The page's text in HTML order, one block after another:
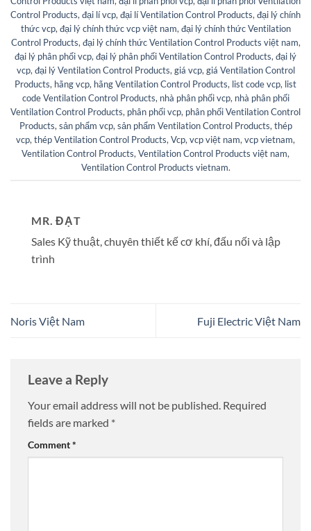
Control Products, đại lí vcp, đại lí Ventilation Control Products, đại lý chính
thức vcp, đại lý chính thức vcp việt nam, đại lý chính thức Ventilation
Control Products, đại lý chính thức Ventilation Control Products việt nam,
đại lý phân phối vcp, đại lý phân phối Ventilation Control Products, đại lý
vcp, đại lý Ventilation Control Products, giá vcp, giá Ventilation Control
Products, hãng vcp, hãng Ventilation Control Products, list code vcp, list
code Ventilation Control Products, nhà phân phối vcp, nhà phân phối
Ventilation Control Products, phân phối vcp, phân phối Ventilation Control
Products, sản phẩm vcp, sản phẩm Ventilation Control Products, thép
vcp, thép Ventilation Control Products, Vcp, vcp việt nam, vcp vietnam,
Ventilation Control Products, Ventilation Control Products việt nam,
Ventilation Control Products vietnam.
MR. ĐẠT
Sales Kỹ thuật, chuyên thiết kế cơ khí, đấu nối và lập
trình
Noris Việt Nam Fuji Electric Việt Nam
Leave a Reply
Your email address will not be published. Required
fields are marked *
Comment*